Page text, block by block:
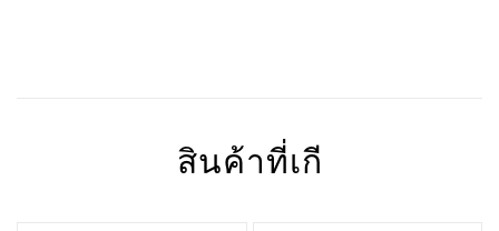
สินค้าที่เกี